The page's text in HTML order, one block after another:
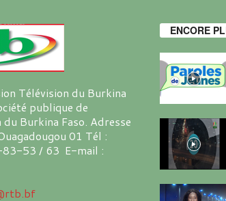
Télévision du Burkina
publique de
Burkina Faso. Adresse
01 Tél :
53 / 63 E-mail :
ENCORE